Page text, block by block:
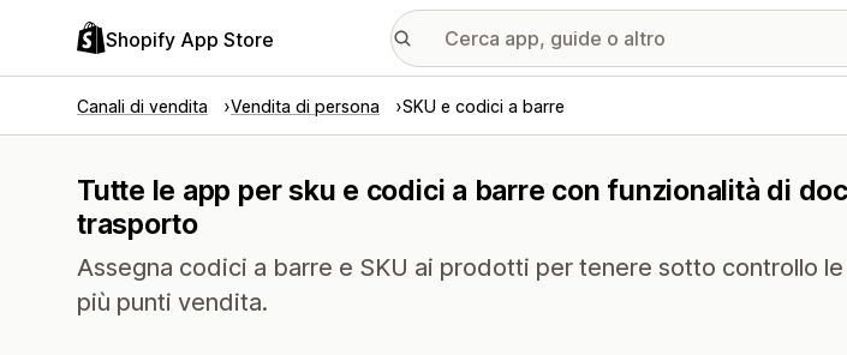
Shopify App Store
Canali di vendita Vendita di persona SKU e codici a barre
Tutte le app per sku e codici a barre con funzionalità di
trasporto
Assegna codici a barre e SKU ai prodotti per tenere sotto controllo
più punti vendita.